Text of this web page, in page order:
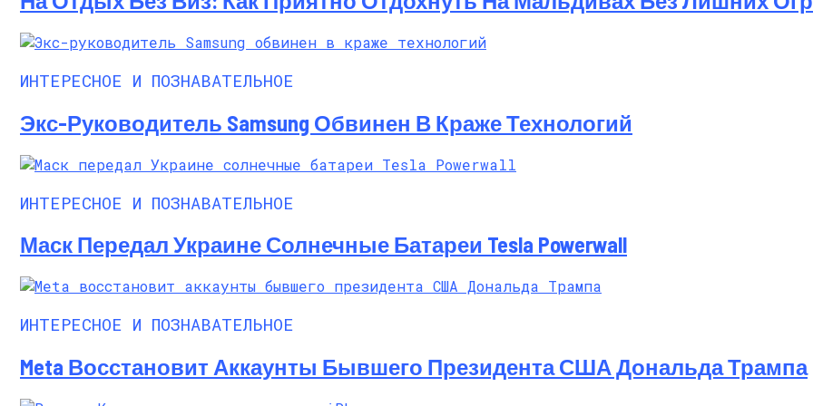
ИНТЕРЕСНОЕ И ПОЗНАВАТЕЛЬНОЕ
Экс-Руководитель Samsung Обвинен В Краже Технологий
ИНТЕРЕСНОЕ И ПОЗНАВАТЕЛЬНОЕ
Маск Передал Украине Солнечные Батареи Tesla Powerwall
ИНТЕРЕСНОЕ И ПОЗНАВАТЕЛЬНОЕ
Meta Восстановит Аккаунты Бывшего Президента США Дональда Трампа